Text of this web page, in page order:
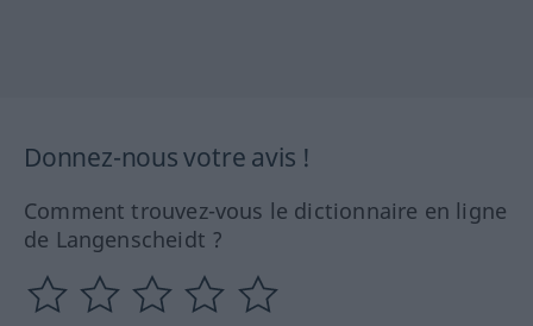
Donnez-nous votre avis !
Comment trouvez-vous le dictionnaire en ligne
de Langenscheidt ?